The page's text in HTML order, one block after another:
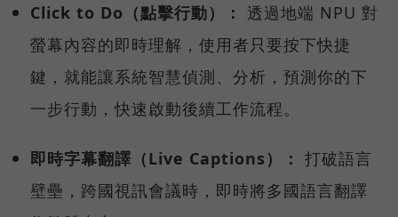
Click to Do（點擊行動）： 透過地端 NPU 對
螢幕內容的即時理解，使用者只要按下快捷
鍵，就能讓系統智慧偵測、分析，預測你的下
一步行動，快速啟動後續工作流程。
即時字幕翻譯（Live Captions）： 打破語言
壁壘，跨國視訊會議時，即時將多國語言翻譯